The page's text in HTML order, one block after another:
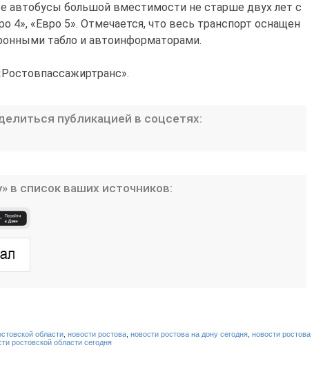
автобусы большой вместимости не старше двух лет с
4», «Евро 5». Отмечается, что весь транспорт оснащен
табло и автоинформаторами.
публикацией в соцсетях:
в список ваших источников:
области новости ростова новости ростова на дону сегодня новости ростова
ростовской области сегодня